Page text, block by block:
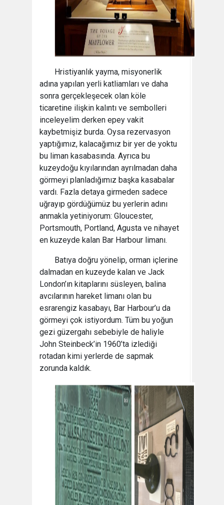
Hristiyanlık yayma, misyonerlik
adına yapılan yerli katliamları ve daha
sonra gerçekleşecek olan köle
ticaretine ilişkin kalıntı ve sembolleri
inceleyelim derken epey vakit
kaybetmişiz burda. Oysa rezervasyon
yaptığımız, kalacağımız bir yer de yoktu
bu liman kasabasında. Ayrıca bu
kuzeydoğu kıyılarından ayrılmadan daha
görmeyi planladığımız başka kasabalar
vardı. Fazla detaya girmeden sadece
uğrayıp gördüğümüz bu yerlerin adını
anmakla yetiniyorum: Gloucester,
Portsmouth, Portland, Agusta ve nihayet
en kuzeyde kalan Bar Harbour limanı.
Batıya doğru yönelip, orman içlerine
dalmadan en kuzeyde kalan ve Jack
London’ın kitaplarını süsleyen, balina
avcılarının hareket limanı olan bu
esrarengiz kasabayı, Bar Harbour’u da
görmeyi çok istiyordum. Tüm bu yoğun
gezi güzergahı sebebiyle de haliyle
John Steinbeck’in 1960’ta izlediği
rotadan kimi yerlerde de sapmak
zorunda kaldık.